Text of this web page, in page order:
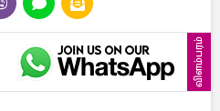
விளம்பரம்